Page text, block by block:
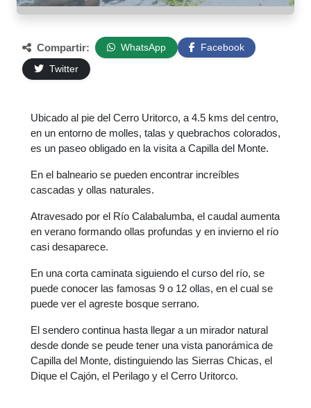
Compartir: WhatsApp
Facebook
Twitter
Ubicado al pie del Cerro Uritorco, a 4.5 kms del centro,
en un entorno de molles, talas y quebrachos colorados,
es un paseo obligado en la visita a Capilla del Monte.
En el balneario se pueden encontrar increíbles
cascadas y ollas naturales.
Atravesado por el Río Calabalumba, el caudal aumenta
en verano formando ollas profundas y en invierno el río
casi desaparece.
En una corta caminata siguiendo el curso del río, se
puede conocer las famosas 9 o 12 ollas, en el cual se
puede ver el agreste bosque serrano.
El sendero continua hasta llegar a un mirador natural
desde donde se peude tener una vista panorámica de
Capilla del Monte, distinguiendo las Sierras Chicas, el
Dique el Cajón, el Perilago y el Cerro Uritorco.